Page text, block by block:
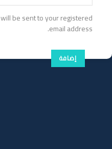
be sent to your registered
email address.